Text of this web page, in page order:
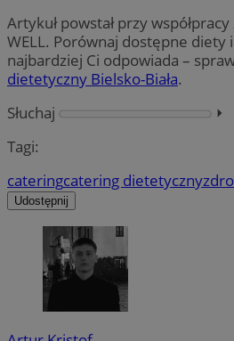
Artykuł powstał przy
WELL. Porównaj dostępne diety
najbardziej Ci odpowiada –
dietetyczny Bielsko-Biała.
Słuchaj
⏵︎
Tagi:
cateringcatering dietetyczny
Udostępnij